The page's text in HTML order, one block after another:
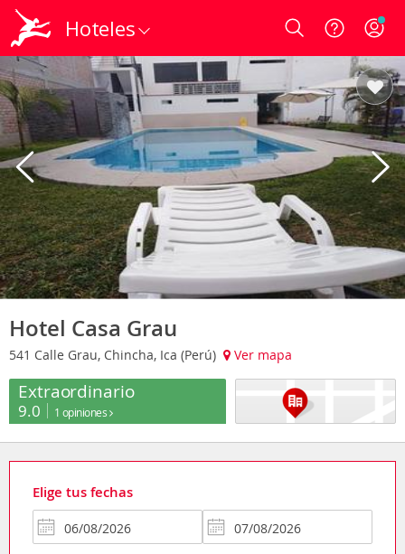
Hoteles Login
Hotel Casa Grau
541 Calle Grau, Chincha, Ica (Perú) Ver mapa
Extraordinario
9.0 1 opiniones
Elige tus fechas